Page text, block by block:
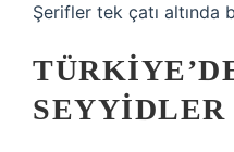
Şerifler tek çatı altında